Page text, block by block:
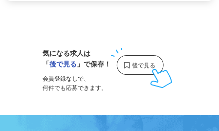
気になる求人は
「後で見る 」で保存！
会員登録なしで、
何件でも応募できます。